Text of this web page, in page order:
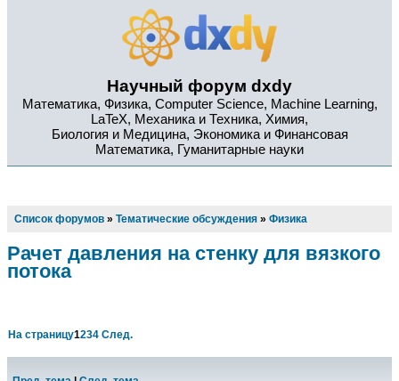
Научный форум dxdy
Математика, Физика, Computer Science, Machine Learning,
LaTeX, Механика и Техника, Химия,
Биология и Медицина, Экономика и Финансовая
Математика, Гуманитарные науки
Список форумов » Тематические обсуждения » Физика
Рачет давления на стенку для вязкого
потока
На страницу1234 След.